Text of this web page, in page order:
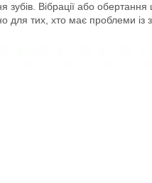
зубів. Вібрації або
для тих, хто має проблеми